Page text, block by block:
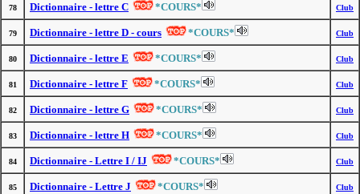
78 Dictionnaire - lettre C *COURS* Club
79 Dictionnaire - lettre D - cours *COURS* Club
80 Dictionnaire - lettre E *COURS* Club
81 Dictionnaire - lettre F *COURS* Club
82 Dictionnaire - lettre G *COURS* Club
83 Dictionnaire - lettre H *COURS* Club
84 Dictionnaire - Lettre I / IJ *COURS* Club
85 Dictionnaire - Lettre J *COURS* Club